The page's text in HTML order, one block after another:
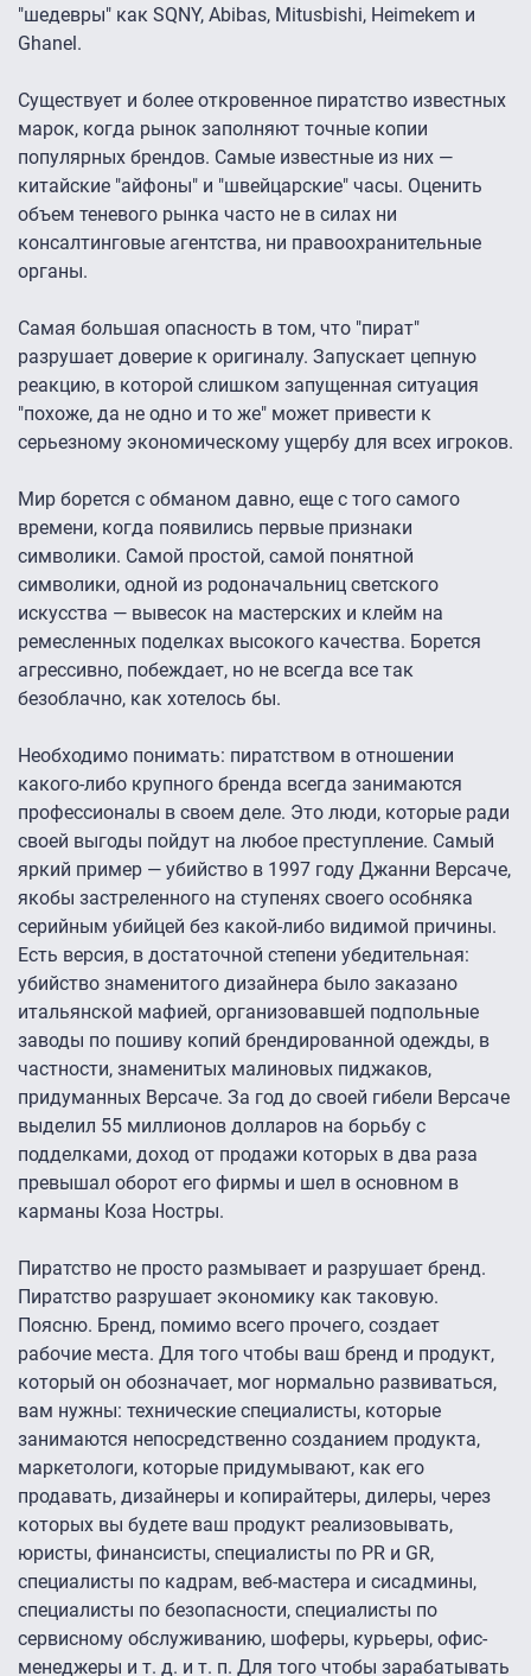
"шедевры" как SQNY, Abibas, Mitusbishi, Heimekem и
Ghanel.
Существует и более откровенное пиратство известных
марок, когда рынок заполняют точные копии
популярных брендов. Самые известные из них —
китайские "айфоны" и "швейцарские" часы. Оценить
объем теневого рынка часто не в силах ни
консалтинговые агентства, ни правоохранительные
органы.
Самая большая опасность в том, что "пират"
разрушает доверие к оригиналу. Запускает цепную
реакцию, в которой слишком запущенная ситуация
"похоже, да не одно и то же" может привести к
серьезному экономическому ущербу для всех игроков.
Мир борется с обманом давно, еще с того самого
времени, когда появились первые признаки
символики. Самой простой, самой понятной
символики, одной из родоначальниц светского
искусства — вывесок на мастерских и клейм на
ремесленных поделках высокого качества. Борется
агрессивно, побеждает, но не всегда все так
безоблачно, как хотелось бы.
Необходимо понимать: пиратством в отношении
какого-либо крупного бренда всегда занимаются
профессионалы в своем деле. Это люди, которые ради
своей выгоды пойдут на любое преступление. Самый
яркий пример — убийство в 1997 году Джанни Версаче,
якобы застреленного на ступенях своего особняка
серийным убийцей без какой-либо видимой причины.
Есть версия, в достаточной степени убедительная:
убийство знаменитого дизайнера было заказано
итальянской мафией, организовавшей подпольные
заводы по пошиву копий брендированной одежды, в
частности, знаменитых малиновых пиджаков,
придуманных Версаче. За год до своей гибели Версаче
выделил 55 миллионов долларов на борьбу с
подделками, доход от продажи которых в два раза
превышал оборот его фирмы и шел в основном в
карманы Коза Ностры.
Пиратство не просто размывает и разрушает бренд.
Пиратство разрушает экономику как таковую.
Поясню. Бренд, помимо всего прочего, создает
рабочие места. Для того чтобы ваш бренд и продукт,
который он обозначает, мог нормально развиваться,
вам нужны: технические специалисты, которые
занимаются непосредственно созданием продукта,
маркетологи, которые придумывают, как его
продавать, дизайнеры и копирайтеры, дилеры, через
которых вы будете ваш продукт реализовывать,
юристы, финансисты, специалисты по PR и GR,
специалисты по кадрам, веб-мастера и сисадмины,
специалисты по безопасности, специалисты по
сервисному обслуживанию, шоферы, курьеры, офис-
менеджеры и т. д. и т. п. Для того чтобы зарабатывать